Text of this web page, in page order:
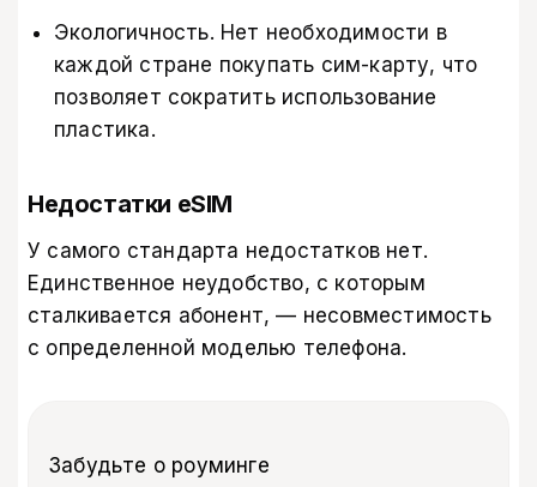
Экологичность. Нет необходимости в
каждой стране покупать сим-карту, что
позволяет сократить использование
пластика.
Недостатки eSIM
У самого стандарта недостатков нет.
Единственное неудобство, с которым
сталкивается абонент, — несовместимость
с определенной моделью телефона.
Забудьте о роуминге